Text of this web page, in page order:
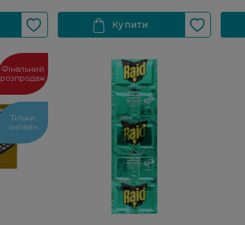
Фінальний
розпродаж
Тільки
онлайн